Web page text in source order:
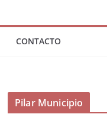
CONTACTO
Pilar Municipio